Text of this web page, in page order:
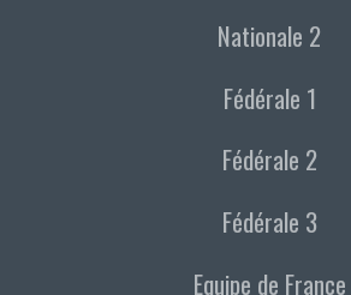
Nationale 2
Fédérale 1
Fédérale 2
Fédérale 3
Equipe de France